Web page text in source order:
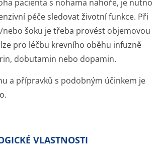
pacienta s nohama nahoře, je nutno
péče sledovat životní funkce. Při
šoku je třeba provést objemovou
pro léčbu krevního oběhu infuzně
dobutamin nebo dopamin.
a přípravků s podobným účinkem je
VLASTNOSTI